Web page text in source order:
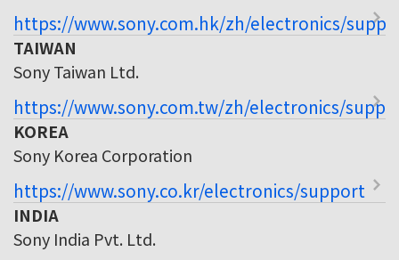
https://www.sony.com.hk/zh/electronics/
TAIWAN
Sony Taiwan Ltd.
https://www.sony.com.tw/zh/electronics/
KOREA
Sony Korea Corporation
https://www.sony.co.kr/electronics/support
INDIA
Sony India Pvt. Ltd.